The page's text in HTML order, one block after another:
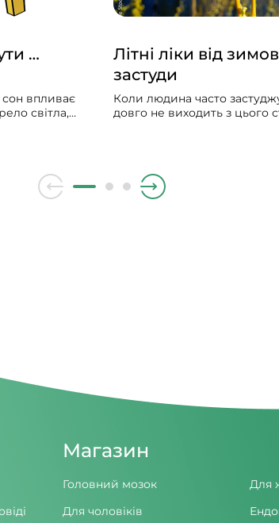
…
впливає
світла,
його вплив
Літні ліки від
застуди
Коли людина часто
довго не виходить з цього
гілочками верби.
Магазин
Головний мозок Для
Для чоловіків